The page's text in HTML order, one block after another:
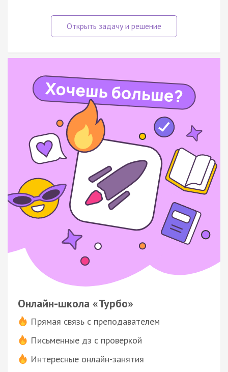
Онлайн-школа «Турбо»
Прямая связь с преподавателем
Письменные дз с проверкой
Интересные онлайн-занятия